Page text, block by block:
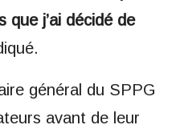
que j’ai décidé de
général du SPPG
avant de leur